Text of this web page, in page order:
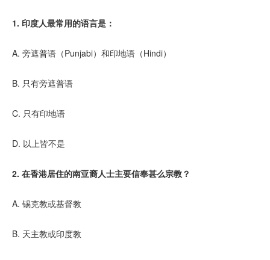
1. 印度人最常用的语言是：
A. 旁遮普语（Punjabi）和印地语（Hindi）
B. 只有旁遮普语
C. 只有印地语
D. 以上皆不是
2. 在香港居住的南亚裔人士主要信奉甚么宗教？
A. 锡克教或基督教
B. 天主教或印度教